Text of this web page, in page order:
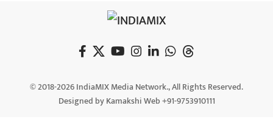
© 2018-2026 IndiaMIX Media Network., All Rights Reserved.
Designed by Kamakshi Web +91-9753910111